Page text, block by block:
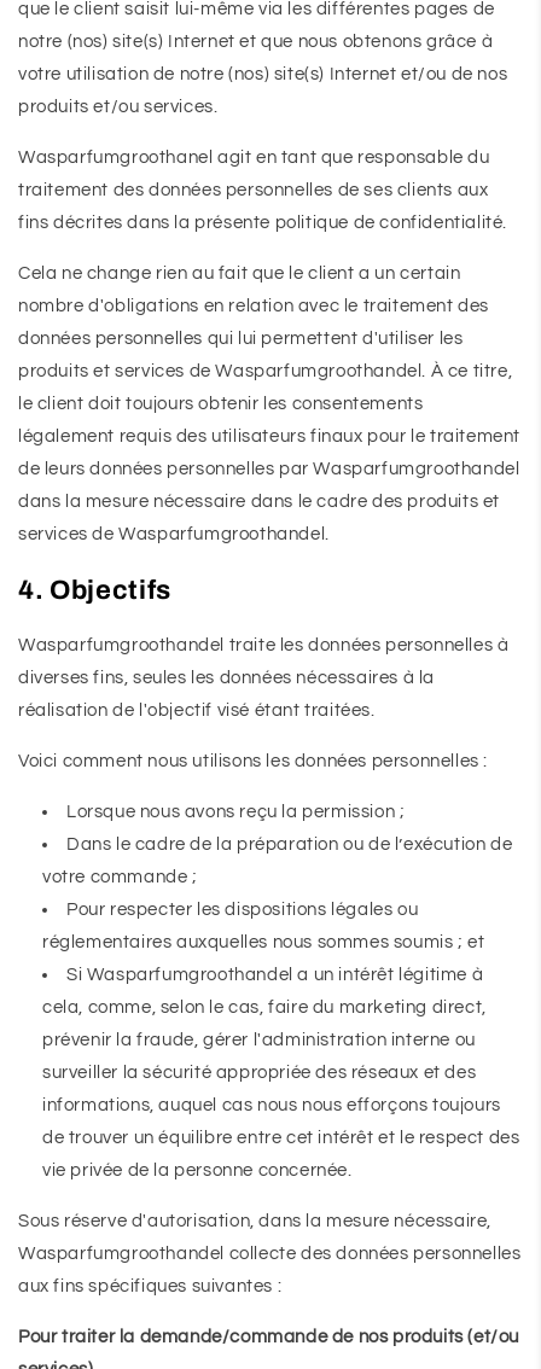
que le client saisit lui-même via les différentes pages de
notre (nos) site(s) Internet et que nous obtenons grâce à
votre utilisation de notre (nos) site(s) Internet et/ou de nos
produits et/ou services.
Wasparfumgroothanel agit en tant que responsable du
traitement des données personnelles de ses clients aux
fins décrites dans la présente politique de confidentialité.
Cela ne change rien au fait que le client a un certain
nombre d'obligations en relation avec le traitement des
données personnelles qui lui permettent d'utiliser les
produits et services de Wasparfumgroothandel. À ce titre,
le client doit toujours obtenir les consentements
légalement requis des utilisateurs finaux pour le traitement
de leurs données personnelles par Wasparfumgroothandel
dans la mesure nécessaire dans le cadre des produits et
services de Wasparfumgroothandel.
4. Objectifs
Wasparfumgroothandel traite les données personnelles à
diverses fins, seules les données nécessaires à la
réalisation de l'objectif visé étant traitées.
Voici comment nous utilisons les données personnelles :
Lorsque nous avons reçu la permission ;
Dans le cadre de la préparation ou de l’exécution de
votre commande ;
Pour respecter les dispositions légales ou
réglementaires auxquelles nous sommes soumis ; et
Si Wasparfumgroothandel a un intérêt légitime à
cela, comme, selon le cas, faire du marketing direct,
prévenir la fraude, gérer l'administration interne ou
surveiller la sécurité appropriée des réseaux et des
informations, auquel cas nous nous efforçons toujours
de trouver un équilibre entre cet intérêt et le respect des
vie privée de la personne concernée.
Sous réserve d'autorisation, dans la mesure nécessaire,
Wasparfumgroothandel collecte des données personnelles
aux fins spécifiques suivantes :
Pour traiter la demande/commande de nos produits (et/ou